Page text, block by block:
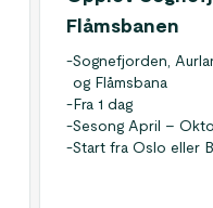
Flåmsbanen
-Sognefjorden,
og Flåmsbana
- Fra 1 dag
-Sesong April –
-Start fra Oslo eller